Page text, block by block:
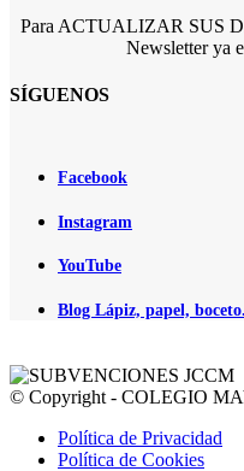
Para ACTUALIZAR SUS
Newsletter ya
SÍGUENOS
Facebook
Instagram
YouTube
Blog Lápiz, papel,
© Copyright - COLEGIO
Política de Privacidad
Política de Cookies